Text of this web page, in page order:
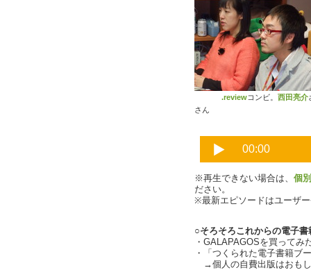
.reviewコンビ。 西田亮介
さん
※再生できない場合は、 個
ださい。
※最新エピソードはユーザ
○そろそろこれからの電子
・GALAPAGOSを買ってみ
・「つくられた電子書籍ブ
→個人の自費出版はおも